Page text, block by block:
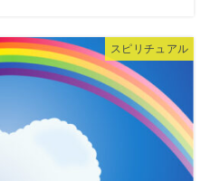
スピリチュアル